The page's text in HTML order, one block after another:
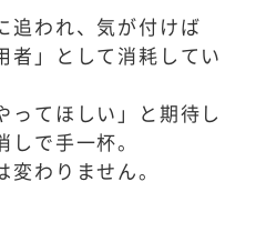
追われ、気が付けば
者」として消耗してい
ってほしい」と期待し
で手一杯。
わりません。